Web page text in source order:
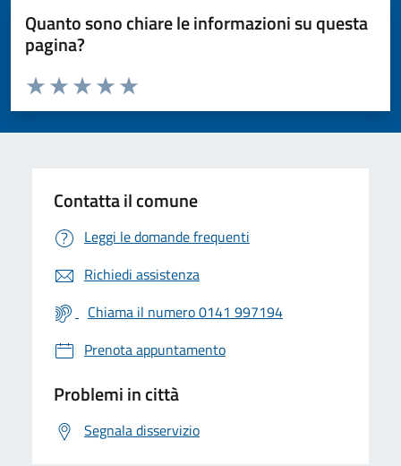
Quanto sono chiare le informazioni su questa
pagina?
Valuta da 1 a 5 stelle la pagina
Valuta 5 stelle su 5
Valuta 4 stelle su 5
Valuta 3 stelle su 5
Valuta 2 stelle su 5
Valuta 1 stelle su 5
Contatta il comune
Leggi le domande frequenti
Richiedi assistenza
Chiama il numero 0141 997194
Prenota appuntamento
Problemi in città
Segnala disservizio